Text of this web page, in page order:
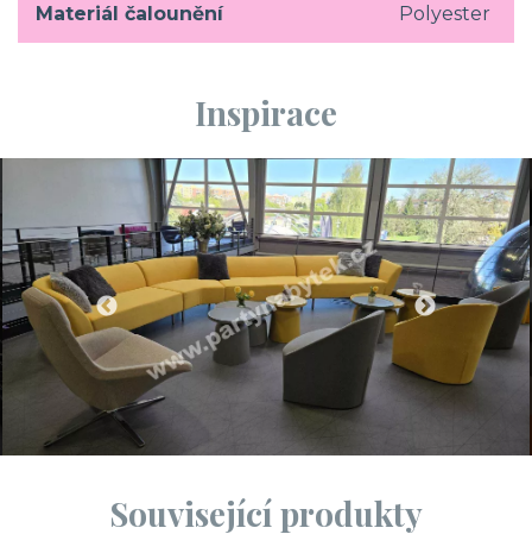
Materiál čalounění Polyester
Inspirace
Související produkty